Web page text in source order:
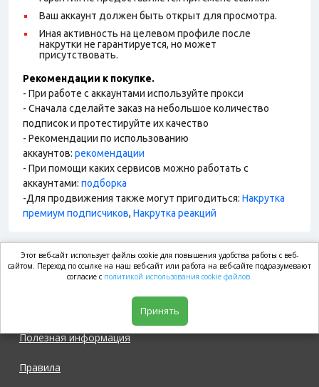
Ваш аккаунт должен быть открыт для просмотра.
Иная активность на целевом профиле после
накрутки не гарантируется, но может
присутствовать.
Рекомендации к покупке.
- При работе с аккаунтами используйте прокси
- Сначала сделайте заказ на небольшое количество
подписок и протестируйте их качество
- Рекомендации по использованию
аккаунтов: рекомендации
- При помощи каких сервисов можно работать с
аккаунтами: подборка
-Для продвижения также могут пригодиться: Накрутка
премиум подписчиков, Накрутка реакций
market.com
Полезная информация
Правила
Этот веб-сайт использует файлы cookie для повышения удобства работы с веб-
сайтом. Переход по ссылке на наш веб-сайт или работа на веб-сайте подразумевают
согласие с политикой использования cookie файлов.
Принять